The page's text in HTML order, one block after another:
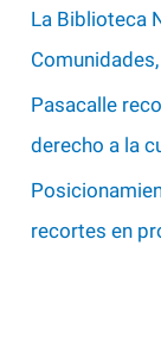
La Biblioteca
Pasacalle
derecho a la
recortes en